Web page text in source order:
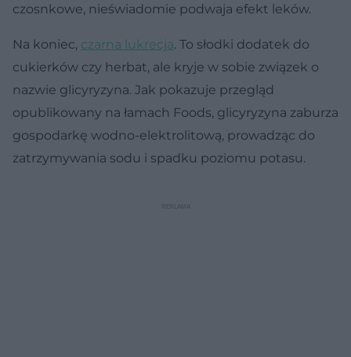
czosnkowe, nieświadomie podwaja efekt leków.
Na koniec, czarna lukrecja. To słodki dodatek do
cukierków czy herbat, ale kryje w sobie związek o
nazwie glicyryzyna. Jak pokazuje przegląd
opublikowany na łamach Foods, glicyryzyna zaburza
gospodarkę wodno-elektrolitową, prowadząc do
zatrzymywania sodu i spadku poziomu potasu.